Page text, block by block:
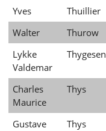
Yves Thuillier
Walter
Thurow
Lykke
Valdemar
Thygesen
Charles
Maurice
Thys
Gustave
Thys